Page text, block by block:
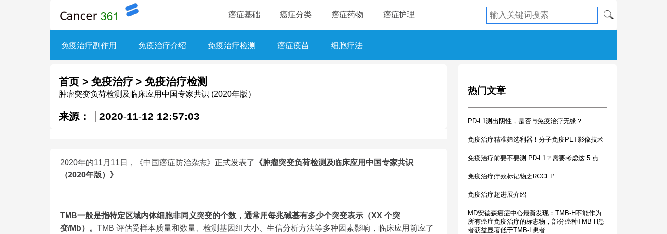
癌症基础 癌症分类 癌症药物 癌症护理
免疫治疗副作用 免疫治疗介绍 免疫治疗检测 癌症疫苗 细胞疗法
首页> 免疫治疗> 免疫治疗检测
肿瘤突变负荷检测及临床应用中国专家共识 (2020年版）
来源： 2020-11-12 12:57:03
2020年的11月11日，《中国癌症防治杂志》正式发表了
《肿瘤突变负荷检测及临床应用中国专家共识
（2020年版）》
TMB一般是指特定区域内体细胞非同义突变的个数，通常用每兆碱基有多少个突变表示（XX 个突
变/Mb）。 TMB 评估受样本质量和数量、检测基因组大小、生信分析方法等多种因素影响，临床应用前应了
热门文章
PD-L1测出阴性，是否与免疫治疗无缘？
免疫治疗精准筛选利器！分子免疫PET影像技术
免疫治疗前要不要测 PD-L1？需要考虑这 5 点
免疫治疗疗效标记物之RCCEP
免疫治疗超进展介绍
MD安德森癌症中心最新发现：TMB-H不能作为
所有癌症免疫治疗的标志物，部分癌种TMB-H患
者获益显著低于TMB-L患者